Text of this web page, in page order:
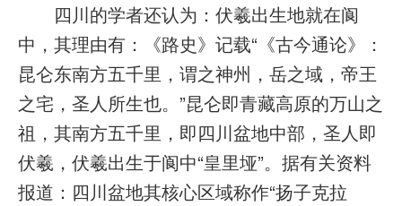
四川的学者还认为：伏羲出生地就在阆
中，其理由有：《路史》记载“《古今通论》：
昆仑东南方五千里，谓之神州，岳之域，帝王
之宅，圣人所生也。”昆仑即青藏高原的万山之
祖，其南方五千里，即四川盆地中部，圣人即
伏羲，伏羲出生于阆中“皇里垭”。据有关资料
报道：四川盆地其核心区域称作“扬子克拉